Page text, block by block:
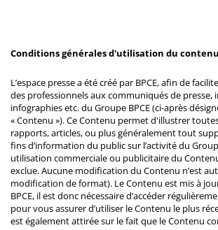
Conditions générales d'utilisation du contenu
L’espace presse a été créé par BPCE, afin de
des professionnels aux communiqués de presse,
infographies etc. du Groupe BPCE (ci-après
« Contenu »). Ce Contenu permet d'illustrer
rapports, articles, ou plus généralement tout
fins d’information du public sur l’activité du
utilisation commerciale ou publicitaire du
exclue. Aucune modification du Contenu n’est
modification de format). Le Contenu est mis à
BPCE, il est donc nécessaire d’accéder
pour vous assurer d’utiliser le Contenu le plus
est également attirée sur le fait que le Contenu